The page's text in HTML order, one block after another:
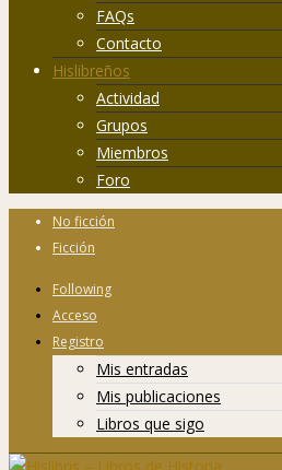
FAQs
Contacto
Hislibreños
Actividad
Grupos
Miembros
Foro
No ficción
Ficción
Following
Acceso
Registro
Mis entradas
Mis publicaciones
Libros que sigo